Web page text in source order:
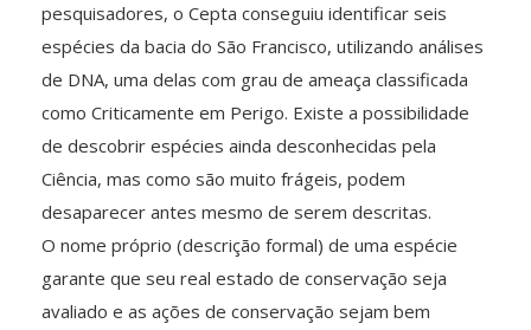
pesquisadores, o Cepta conseguiu identificar seis
espécies da bacia do São Francisco, utilizando análises
de DNA, uma delas com grau de ameaça classificada
como Criticamente em Perigo. Existe a possibilidade
de descobrir espécies ainda desconhecidas pela
Ciência, mas como são muito frágeis, podem
desaparecer antes mesmo de serem descritas.
O nome próprio (descrição formal) de uma espécie
garante que seu real estado de conservação seja
avaliado e as ações de conservação sejam bem